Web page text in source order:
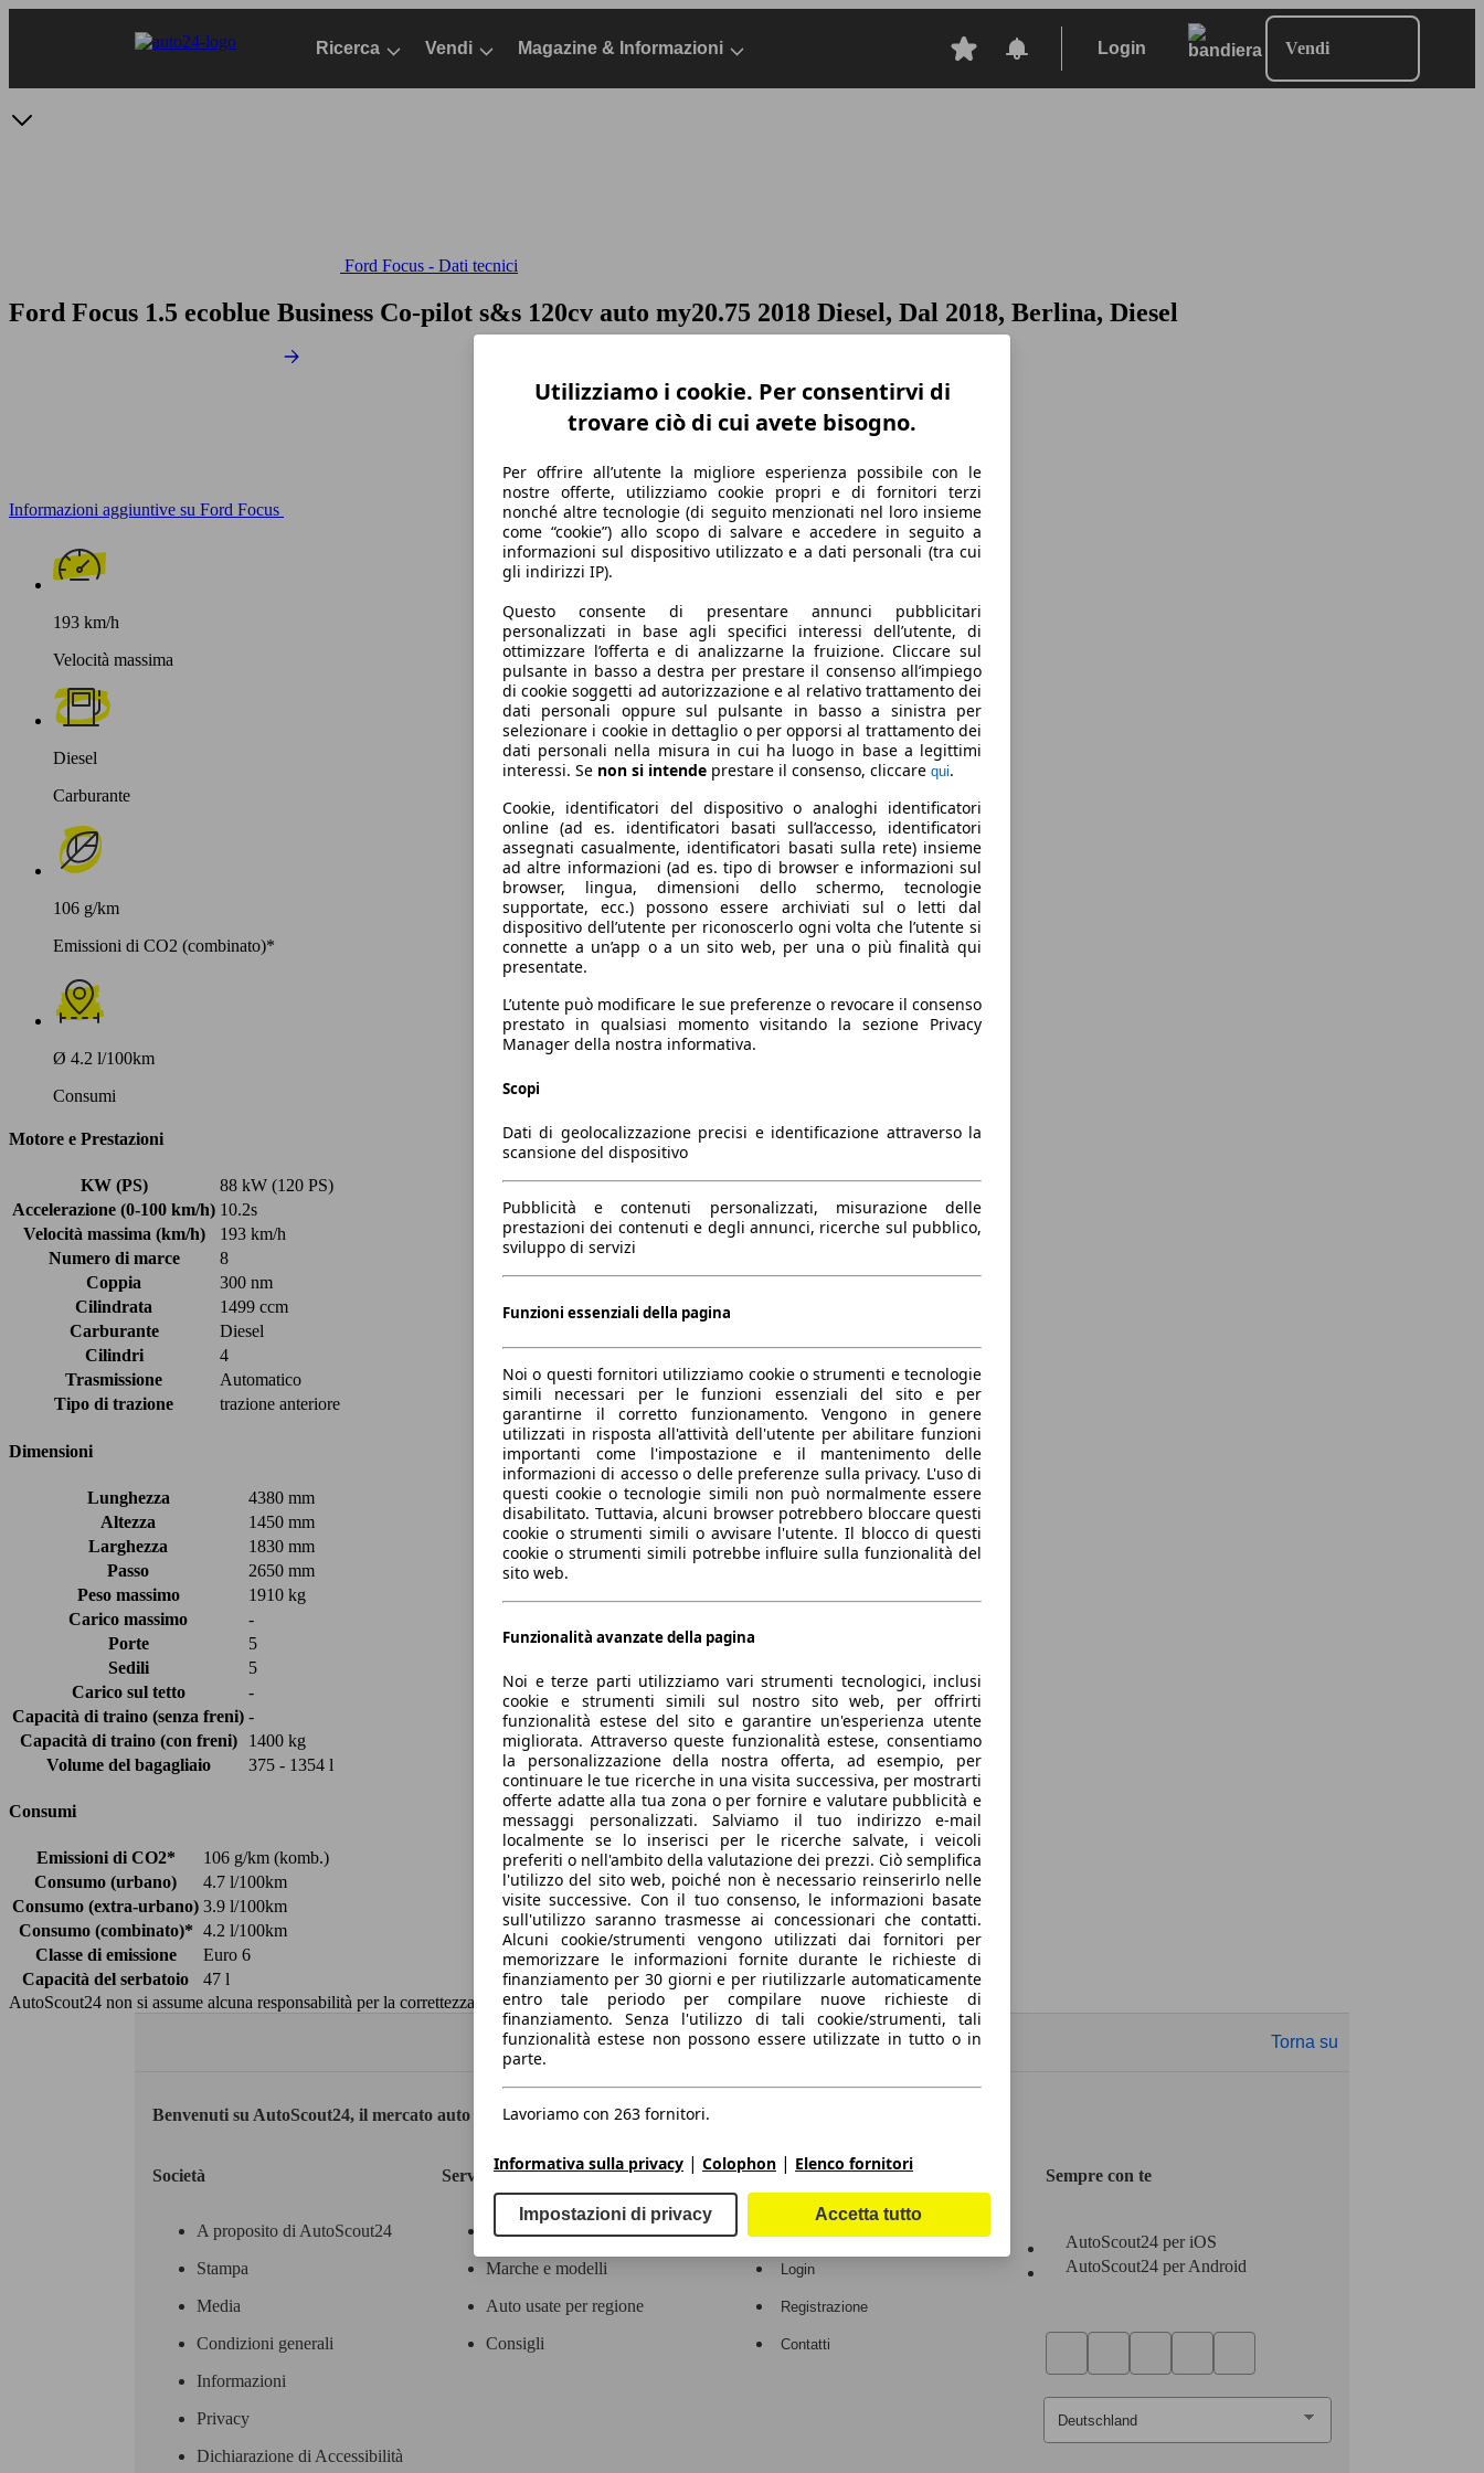
Ricerca Vendi Magazine & Informazioni Login Vendi
Ford Focus - Dati tecnici
Ford Focus 1.5 ecoblue Business Co-pilot s&s 120cv auto my20.75 2018 Diesel, Dal 2018, Berlina, Diesel
Informazioni aggiuntive su Ford Focus
193 km/h
Velocità massima
Diesel
Carburante
106 g/km
Emissioni di CO2 (combinato)*
Ø 4.2 l/100km
Consumi
Motore e Prestazioni
KW (PS)
88 kW (120 PS)
Accelerazione (0-100 km/h) 10.2s
Velocità massima (km/h)
193 km/h
Numero di marce
8
Coppia
300 nm
Cilindrata
1499 ccm
Carburante
Diesel
Cilindri
4
Trasmissione
Automatico
Tipo di trazione
trazione anteriore
Dimensioni
Lunghezza
4380 mm
Altezza
1450 mm
Larghezza
1830 mm
Passo
2650 mm
Peso massimo
1910 kg
Carico massimo
-
Porte
5
Sedili
5
Carico sul tetto
-
Capacità di traino (senza freni) -
Capacità di traino (con freni)
1400 kg
Volume del bagagliaio
375 - 1354 l
Consumi
Emissioni di CO2*
106 g/km (komb.)
Consumo (urbano)
4.7 l/100km
Consumo (extra-urbano) 3.9 l/100km
Consumo (combinato)* 4.2 l/100km
Classe di emissione
Euro 6
Capacità del serbatoio
47 l
AutoScout24 non si assume alcuna responsabilità per la correttezza dei dati.
Torna su
Benvenuti su AutoScout24, il mercato auto europeo.
Società
A proposito di AutoScout24
Stampa
Media
Condizioni generali
Informazioni
Privacy
Dichiarazione di Accessibilità
Servizi
Contatti
Marche e modelli
Auto usate per regione
Consigli
Area rivenditori
Login
Registrazione
Contatti
Sempre con te
AutoScout24 per iOS
AutoScout24 per Android
Utilizziamo i cookie. Per consentirvi di
trovare ciò di cui avete bisogno.
Per offrire all’utente la migliore esperienza possibile con le
nostre offerte, utilizziamo cookie propri e di fornitori terzi
nonché altre tecnologie (di seguito menzionati nel loro insieme
come “cookie”) allo scopo di salvare e accedere in seguito a
informazioni sul dispositivo utilizzato e a dati personali (tra cui
gli indirizzi IP).
Questo consente di presentare annunci pubblicitari
personalizzati in base agli specifici interessi dell’utente, di
ottimizzare l’offerta e di analizzarne la fruizione. Cliccare sul
pulsante in basso a destra per prestare il consenso all’impiego
di cookie soggetti ad autorizzazione e al relativo trattamento dei
dati personali oppure sul pulsante in basso a sinistra per
selezionare i cookie in dettaglio o per opporsi al trattamento dei
dati personali nella misura in cui ha luogo in base a legittimi
interessi. Se non si intende prestare il consenso, cliccare qui.
Cookie, identificatori del dispositivo o analoghi identificatori
online (ad es. identificatori basati sull’accesso, identificatori
assegnati casualmente, identificatori basati sulla rete) insieme
ad altre informazioni (ad es. tipo di browser e informazioni sul
browser, lingua, dimensioni dello schermo, tecnologie
supportate, ecc.) possono essere archiviati sul o letti dal
dispositivo dell’utente per riconoscerlo ogni volta che l’utente si
connette a un’app o a un sito web, per una o più finalità qui
presentate.
L’utente può modificare le sue preferenze o revocare il consenso
prestato in qualsiasi momento visitando la sezione Privacy
Manager della nostra informativa.
Scopi
Dati di geolocalizzazione precisi e identificazione attraverso la
scansione del dispositivo
Pubblicità e contenuti personalizzati, misurazione delle
prestazioni dei contenuti e degli annunci, ricerche sul pubblico,
sviluppo di servizi
Funzioni essenziali della pagina
Noi o questi fornitori utilizziamo cookie o strumenti e tecnologie
simili necessari per le funzioni essenziali del sito e per
garantirne il corretto funzionamento. Vengono in genere
utilizzati in risposta all'attività dell'utente per abilitare funzioni
importanti come l'impostazione e il mantenimento delle
informazioni di accesso o delle preferenze sulla privacy. L'uso di
questi cookie o tecnologie simili non può normalmente essere
disabilitato. Tuttavia, alcuni browser potrebbero bloccare questi
cookie o strumenti simili o avvisare l'utente. Il blocco di questi
cookie o strumenti simili potrebbe influire sulla funzionalità del
sito web.
Funzionalità avanzate della pagina
Noi e terze parti utilizziamo vari strumenti tecnologici, inclusi
cookie e strumenti simili sul nostro sito web, per offrirti
funzionalità estese del sito e garantire un'esperienza utente
migliorata. Attraverso queste funzionalità estese, consentiamo
la personalizzazione della nostra offerta, ad esempio, per
continuare le tue ricerche in una visita successiva, per mostrarti
offerte adatte alla tua zona o per fornire e valutare pubblicità e
messaggi personalizzati. Salviamo il tuo indirizzo e-mail
localmente se lo inserisci per le ricerche salvate, i veicoli
preferiti o nell'ambito della valutazione dei prezzi. Ciò semplifica
l'utilizzo del sito web, poiché non è necessario reinserirlo nelle
visite successive. Con il tuo consenso, le informazioni basate
sull'utilizzo saranno trasmesse ai concessionari che contatti.
Alcuni cookie/strumenti vengono utilizzati dai fornitori per
memorizzare le informazioni fornite durante le richieste di
finanziamento per 30 giorni e per riutilizzarle automaticamente
entro tale periodo per compilare nuove richieste di
finanziamento. Senza l'utilizzo di tali cookie/strumenti, tali
funzionalità estese non possono essere utilizzate in tutto o in
parte.
Lavoriamo con 263 fornitori.
Informativa sulla privacy | Colophon | Elenco fornitori
Impostazioni di privacy Accetta tutto